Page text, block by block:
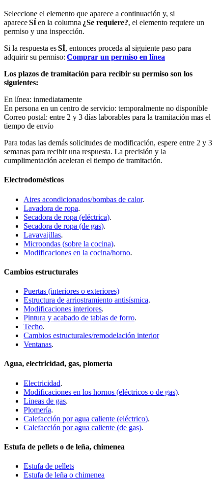
Seleccione el elemento que aparece a continuación y, si
apareceSÍen la columna ¿Se requiere?, el elemento requiere un
permiso y una inspección.
Si la respuesta esSÍ, entonces proceda al siguiente paso para
adquirir su permiso: Comprar un permiso en línea
Los plazos de tramitación para recibir su permiso son los
siguientes:
En línea: inmediatamente
En persona en un centro de servicio: temporalmente no disponible
Correo postal: entre 2 y 3 días laborables para la tramitación mas el
tiempo de envío
Para todas las demás solicitudes de modificación, espere entre 2 y 3
semanas para recibir una respuesta. La precisión y la
cumplimentación aceleran el tiempo de tramitación.
Electrodomésticos
Aires acondicionados/bombas de calor.
Lavadora de ropa.
Secadora de ropa (eléctrica).
Secadora de ropa (de gas).
Lavavajillas.
Microondas (sobre la cocina).
Modificaciones en la cocina/horno.
Cambios estructurales
Puertas (interiores o exteriores)
Estructura de arriostramiento antisísmica.
Modificaciones interiores.
Pintura y acabado de tablas de forro.
Techo.
Cambios estructurales/remodelación interior
Ventanas.
Agua, electricidad, gas, plomería
Electricidad.
Modificaciones en los hornos (eléctricos o de gas).
Líneas de gas.
Plomería.
Calefacción por agua caliente (eléctrico).
Calefacción por agua caliente (de gas).
Estufa de pellets o de leña, chimenea
Estufa de pellets
Estufa de leña o chimenea